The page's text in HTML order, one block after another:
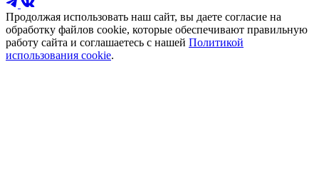
Продолжая использовать наш сайт, вы даете согласие на
обработку файлов cookie, которые обеспечивают правильную
работу сайта и соглашаетесь с нашей Политикой
использования cookie.